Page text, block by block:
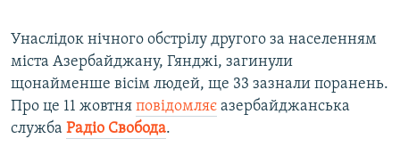
Усі сайти RFE/RL
Унаслідок нічного обстрілу другого за населенням
міста Азербайджану, Гянджі, загинули
щонайменше вісім людей, ще 33 зазнали поранень.
Про це 11 жовтня повідомляє азербайджанська
служба Радіо Свобода.